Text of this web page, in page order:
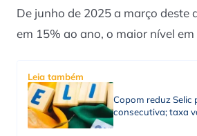
De junho de 2025 a março deste
em 15% ao ano, o maior nível
Leia também
Copom reduz Selic
consecutiva; taxa